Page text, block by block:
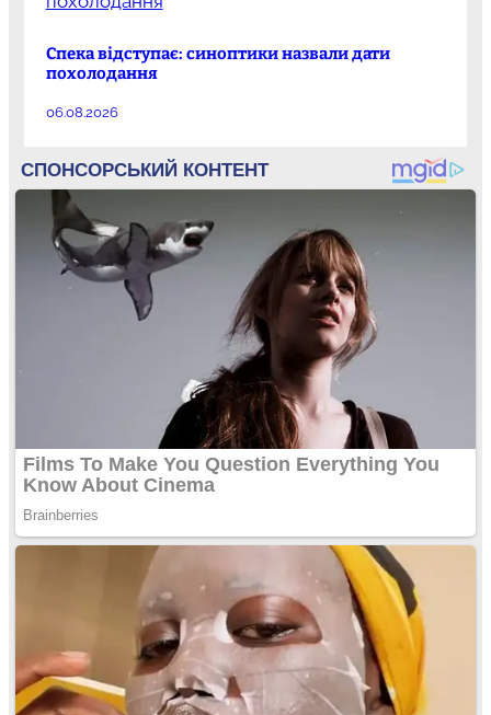
Спека відступає: синоптики назвали дати
похолодання
06.08.2026